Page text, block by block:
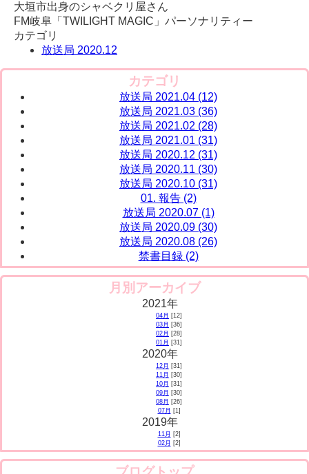
大垣市出身のシャベクリ屋さん
FM岐阜「TWILIGHT MAGIC」パーソナリティー
カテゴリ
放送局 2020.12
カテゴリ
放送局 2021.04 (12)
放送局 2021.03 (36)
放送局 2021.02 (28)
放送局 2021.01 (31)
放送局 2020.12 (31)
放送局 2020.11 (30)
放送局 2020.10 (31)
01. 報告 (2)
放送局 2020.07 (1)
放送局 2020.09 (30)
放送局 2020.08 (26)
禁書目録 (2)
月別アーカイブ
2021年
04月 [12]
03月 [36]
02月 [28]
01月 [31]
2020年
12月 [31]
11月 [30]
10月 [31]
09月 [30]
08月 [26]
07月 [1]
2019年
11月 [2]
02月 [2]